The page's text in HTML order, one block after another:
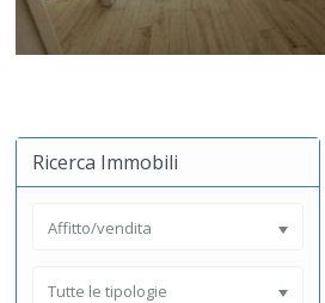
Ricerca Immobili
Affitto/vendita
Tutte le tipologie